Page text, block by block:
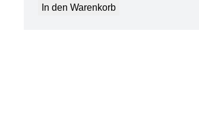
In den Warenkorb